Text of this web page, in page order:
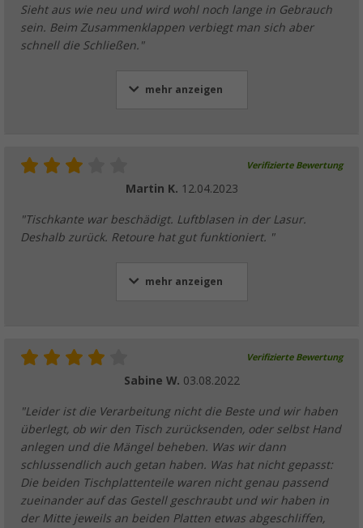
Sieht aus wie neu und wird wohl noch lange in Gebrauch
sein. Beim Zusammenklappen verbiegt man sich aber
schnell die Schließen."
mehr anzeigen
Verifizierte Bewertung
Martin K. 12.04.2023
"Tischkante war beschädigt. Luftblasen in der Lasur.
Deshalb zurück. Retoure hat gut funktioniert. "
mehr anzeigen
Verifizierte Bewertung
Sabine W. 03.08.2022
"Leider ist die Verarbeitung nicht die Beste und wir haben
überlegt, ob wir den Tisch zurücksenden, oder selbst Hand
anlegen und die Mängel beheben. Was wir dann
schlussendlich auch getan haben. Was hat nicht gepasst:
Die beiden Tischplattenteile waren nicht genau passend
zueinander auf das Gestell geschraubt und wir haben in
der Mitte jeweils an beiden Platten etwas abgeschliffen,